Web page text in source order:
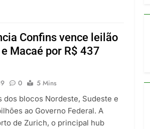
Confins vence leilão
Macaé por R$ 437
0
5 Mins
dos blocos Nordeste, Sudeste e
ao Governo Federal. A
de Zurich, o principal hub